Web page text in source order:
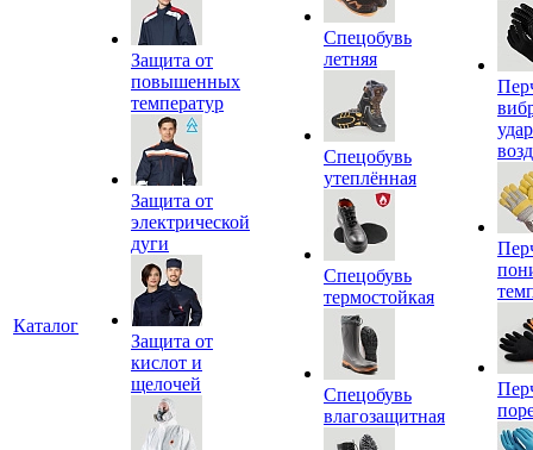
Каталог
Защита от
повышенных
температур
Защита от
электрической
дуги
Защита от
кислот и
щелочей
Спецобувь
летняя
Спецобувь
утеплённая
Спецобувь
термостойкая
Спецобувь
влагозащитная